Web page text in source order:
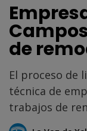
de
El proceso de
técnica de
trabajos de